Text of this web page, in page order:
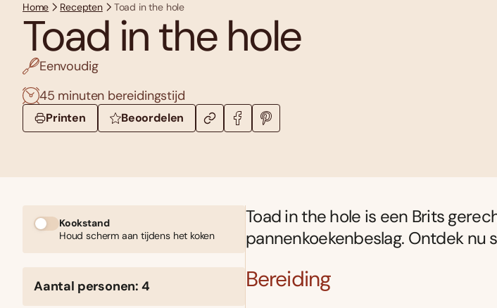
Home Recepten Toad in the hole
Toad in the hole
Eenvoudig
45 minuten bereidingstijd
Printen Beoordelen
Kookstand
Houd scherm aan tijdens het koken
Aantal personen: 4
Toad in the hole is een Brits
pannenkoekenbeslag. Ontdek nu
Bereiding